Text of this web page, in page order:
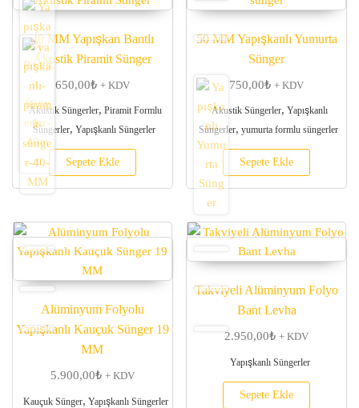
40 MM Yapışkan Bantlı
Akustik Piramit Sünger
650,00₺ + KDV
Akustik Süngerler, Piramit Formlu
Süngerler, Yapışkanlı Süngerler
Sepete Ekle
50 MM Yapışkanlı Yumurta
Sünger
750,00₺ + KDV
Akustik Süngerler, Yapışkanlı
Süngerler, yumurta formlu süngerler
Sepete Ekle
Alüminyum Folyolu
Yapışkanlı Kauçuk Sünger 19
MM
5.900,00₺ + KDV
Kauçuk Sünger, Yapışkanlı Süngerler
Takviyeli Alüminyum Folyo
Bant Levha
2.950,00₺ + KDV
Yapışkanlı Süngerler
Sepete Ekle